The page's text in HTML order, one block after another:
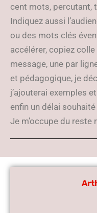
cent mots, percutant,
Indiquez aussi
ou des mots clés
accélérer, copiez
message, une par
et pédagogique, je
j’ajouterai exemples
enfin un délai
Je m’occupe du